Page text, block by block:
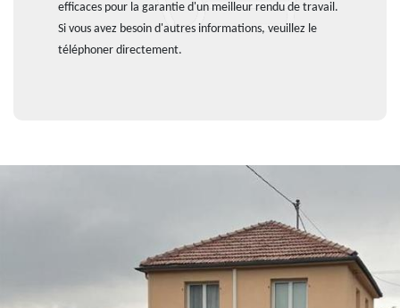
efficaces pour la garantie d'un meilleur rendu de travail.
Si vous avez besoin d'autres informations, veuillez le
téléphoner directement.